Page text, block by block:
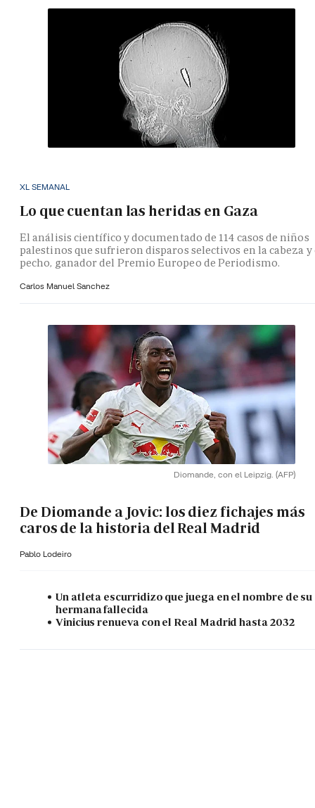
XL SEMANAL
Lo que cuentan las heridas en Gaza
El análisis científico y documentado de 114 casos de niños
palestinos que sufrieron disparos selectivos en la cabeza y
pecho, ganador del Premio Europeo de Periodismo.
Carlos Manuel Sanchez
Diomande, con el Leipzig. (AFP)
De Diomande a Jovic: los diez fichajes más
caros de la historia del Real Madrid
Pablo Lodeiro
Un atleta escurridizo que juega en el nombre de su
hermana fallecida
Vinicius renueva con el Real Madrid hasta 2032